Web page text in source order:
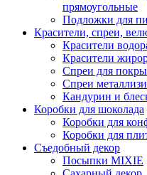
прямоугольные
Подложки для
Красители, спреи,
Красители
Красители
Спреи для
Спреи
Кандурин и
Коробки для шоколада
Коробки для
Коробки для
Съедобный декор
Посыпки MIXIE